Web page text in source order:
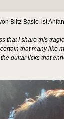
Blitz Basic, ist
that I share this
that many like
guitar licks that